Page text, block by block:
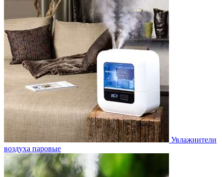
Увлажнители
воздуха паровые